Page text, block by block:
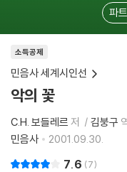
파
소득공제
민음사 세계시인선
악의 꽃
C.H. 보들레르 저 김붕구
민음사
2001.09.30.
7.6 7